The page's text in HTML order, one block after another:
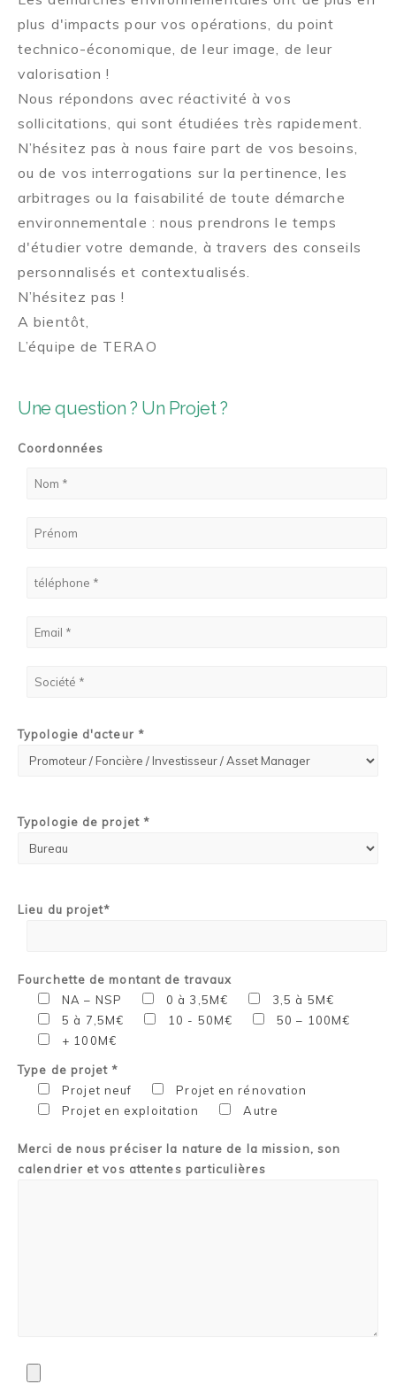
Une question ? Un Projet ?
Coordonnées
Typologie d'acteur *
Typologie de projet *
Lieu du projet*
Fourchette de montant de travaux
NA – NSP
0 à 3,5M€
3,5 à 5M€
5 à 7,5M€
10 - 50M€
50 – 100M€
+ 100M€
Type de projet *
Projet neuf
Projet en rénovation
Projet en exploitation
Autre
Merci de nous préciser la nature de la mission, son
calendrier et vos attentes particulières
plus d'impacts pour vos opérations, du point
technico-économique, de leur image, de leur
valorisation !
Nous répondons avec réactivité à vos
sollicitations, qui sont étudiées très rapidement.
N’hésitez pas à nous faire part de vos besoins,
ou de vos interrogations sur la pertinence, les
arbitrages ou la faisabilité de toute démarche
environnementale : nous prendrons le temps
d'étudier votre demande, à travers des conseils
personnalisés et contextualisés.
N’hésitez pas !
A bientôt,
L’équipe de TERAO